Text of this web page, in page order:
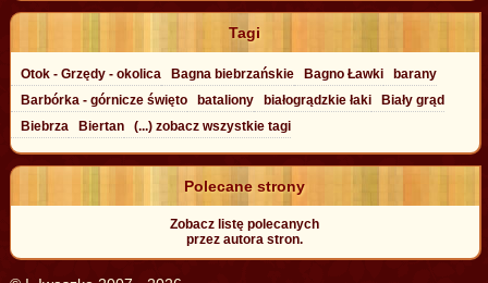
Tagi
Otok - Grzędy - okolica Bagna biebrzańskie Bagno Ławki
barany
Barbórka - górnicze święto
bataliony białogrądzkie łaki
Biały grąd
Biebrza
Biertan (...) zobacz wszystkie tagi
Polecane strony
Zobacz listę polecanych
przez autora stron.